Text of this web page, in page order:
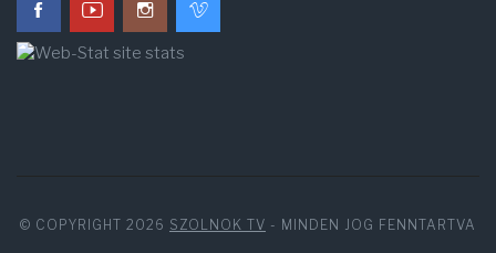
© COPYRIGHT 2026 SZOLNOK TV - MINDEN JOG FENNTARTVA